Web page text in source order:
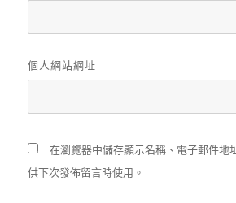
個人網站網址
在瀏覽器中儲存顯示名稱、電子郵件地
供下次發佈留言時使用。